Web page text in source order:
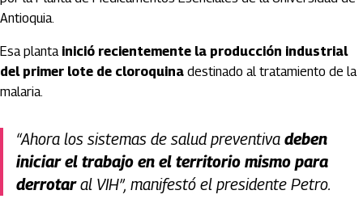
Antioquia.
Esa planta inició recientemente la producción industrial
del primer lote de cloroquina destinado al tratamiento de la
malaria.
“Ahora los sistemas de salud preventiva deben
iniciar el trabajo en el territorio mismo para
derrotaral VIH”, manifestó el presidente Petro.